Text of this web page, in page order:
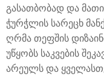
გასათბობად და
ჭურჭლის სარეცხ
ღრმა თეფშის
უწყობს საკვების
არეულს და